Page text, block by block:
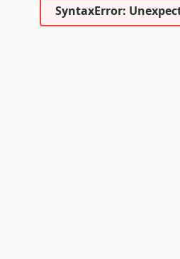
SyntaxError: